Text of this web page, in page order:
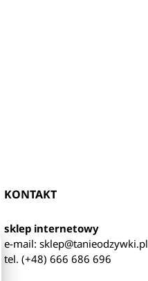
KONTAKT
sklep internetowy
e-mail: sklep@tanieodzywki.pl
tel. (+48) 666 686 696